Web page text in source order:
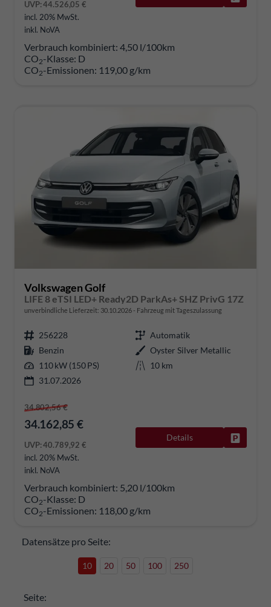
UVP:44.526,05 €
incl. 20% MwSt.
inkl. NoVA
Verbrauch kombiniert: 4,50 l/100km
CO2-Klasse: D
CO2-Emissionen: 119,00 g/km
Volkswagen Golf
LIFE 8 eTSI LED+ Ready2D ParkAs+ SHZ PrivG 17Z
unverbindliche Lieferzeit: 30.10.2026 Fahrzeug mit Tageszulassung
256228
Automatik
Benzin
Oyster Silver Metallic
110 kW (150 PS)
10 km
31.07.2026
34.802,56 €
34.162,85 €
UVP:40.789,92 €
incl. 20% MwSt.
inkl. NoVA
Details
Verbrauch kombiniert: 5,20 l/100km
CO2-Klasse: D
CO2-Emissionen: 118,00 g/km
Datensätze pro Seite:
10 20 50 100 250
Seite: